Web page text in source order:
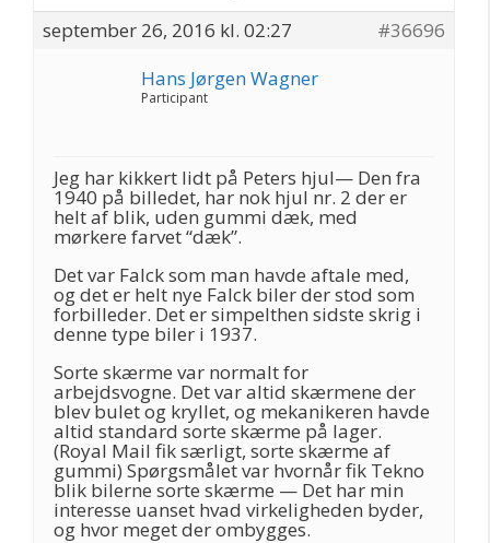
september 26, 2016 kl. 02:27
#36696
Hans Jørgen Wagner
Participant
Jeg har kikkert lidt på Peters hjul— Den fra
1940 på billedet, har nok hjul nr. 2 der er
helt af blik, uden gummi dæk, med
mørkere farvet “dæk”.
Det var Falck som man havde aftale med,
og det er helt nye Falck biler der stod som
forbilleder. Det er simpelthen sidste skrig i
denne type biler i 1937.
Sorte skærme var normalt for
arbejdsvogne. Det var altid skærmene der
blev bulet og kryllet, og mekanikeren havde
altid standard sorte skærme på lager.
(Royal Mail fik særligt, sorte skærme af
gummi) Spørgsmålet var hvornår fik Tekno
blik bilerne sorte skærme — Det har min
interesse uanset hvad virkeligheden byder,
og hvor meget der ombygges.